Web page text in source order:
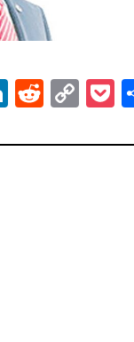
LinkedIn
Reddit